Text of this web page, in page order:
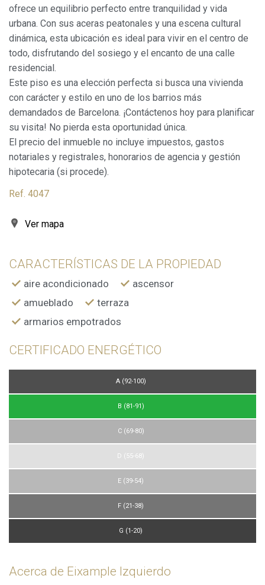
ofrece un equilibrio perfecto entre tranquilidad y vida
urbana. Con sus aceras peatonales y una escena cultural
dinámica, esta ubicación es ideal para vivir en el centro de
todo, disfrutando del sosiego y el encanto de una calle
residencial.
Este piso es una elección perfecta si busca una vivienda
con carácter y estilo en uno de los barrios más
demandados de Barcelona. ¡Contáctenos hoy para planificar
su visita! No pierda esta oportunidad única.
El precio del inmueble no incluye impuestos, gastos
notariales y registrales, honorarios de agencia y gestión
hipotecaria (si procede).
Ref. 4047
Ver mapa
CARACTERÍSTICAS DE LA PROPIEDAD
aire acondicionado
ascensor
amueblado
terraza
armarios empotrados
CERTIFICADO ENERGÉTICO
A (92-100)
B (81-91)
C (69-80)
D (55-68)
E (39-54)
F (21-38)
G (1-20)
Acerca de Eixample Izquierdo
Este sitio web utiliza Cookies propias para recopilar
información con la finalidad de mejorar nuestros servicios.
Si continua navegando, supone la aceptación de la
instalación de las mismas. El usuario tiene la posibilidad
de configurar su navegador pudiendo, si así lo desea,
impedir que sean instaladas en su disco duro, aunque
deberá tener en cuenta que dicha acción podrá ocasionar
Analíticas y personalización
Permiten realizar el seguimiento y análisis del
comportamiento de los usuarios de este sitio web. La
información recogida mediante este tipo de cookies se
utiliza en la medición de la actividad de la web para la
elaboración de perfiles de navegación de los usuarios con
el fin de introducir mejoras en función del análisis de los
guardar la información de preferencia del usuario para
Estas cookies son utilizadas para almacenar información
a través de la observación continuada de sus hábitos de
de navegación en el sitio web y mostrar publicidad